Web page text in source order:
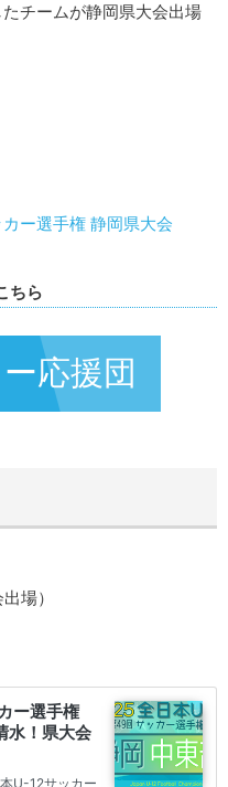
チームが静岡県大会出場
ー選手権 静岡県大会
ちら
応援団
場）